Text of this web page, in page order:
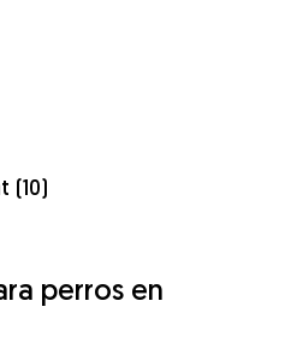
(10)
perros en